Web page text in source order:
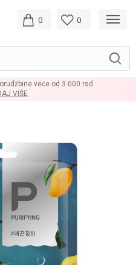
0 0